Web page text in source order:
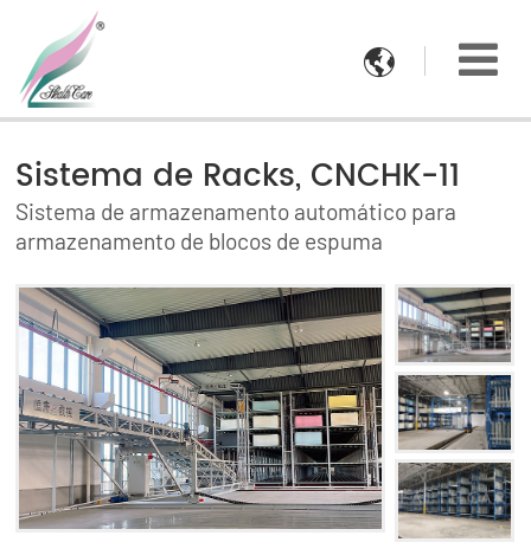

Sistema de Racks, CNCHK-11
Sistema de armazenamento automático para
armazenamento de blocos de espuma